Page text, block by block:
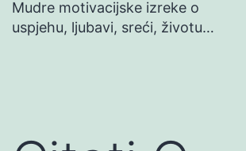
Mudre motivacijske izreke o
uspjehu, ljubavi, sreći, životu…